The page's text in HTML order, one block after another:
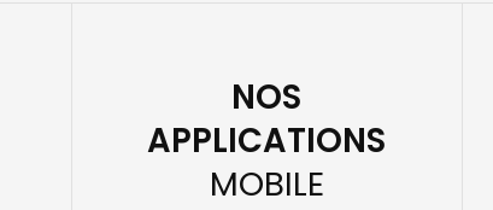
NOS
APPLICATIONS
MOBILE